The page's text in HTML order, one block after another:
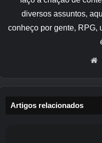
Husk, está
simbiontes, que
está atualmente
programado para
importante na
diversos assuntos,
conheço por gente, RPG,
Artigos relacionados